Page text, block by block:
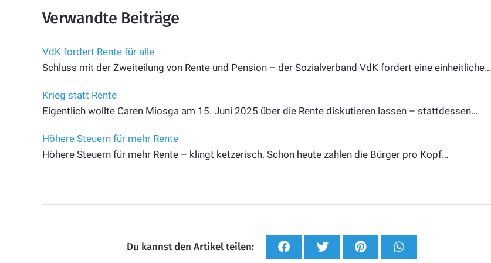
Verwandte Beiträge
VdK fordert Rente für alle
Schluss mit der Zweiteilung von Rente und Pension – der Sozialverband VdK fordert eine einheitliche…
Krieg statt Rente
Eigentlich wollte Caren Miosga am 15. Juni 2025 über die Rente diskutieren lassen – stattdessen…
Höhere Steuern für mehr Rente
Höhere Steuern für mehr Rente – klingt ketzerisch. Schon heute zahlen die Bürger pro Kopf…
Du kannst den Artikel teilen: